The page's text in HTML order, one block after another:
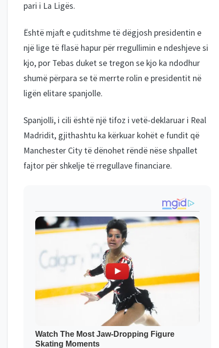
pari i La Ligës.
Është mjaft e çuditshme të dëgjosh presidentin e
një lige të flasë hapur për rregullimin e ndeshjeve si
kjo, por Tebas duket se tregon se kjo ka ndodhur
shumë përpara se të merrte rolin e presidentit në
ligën elitare spanjolle.
Spanjolli, i cili është një tifoz i vetë-deklaruar i Real
Madridit, gjithashtu ka kërkuar kohët e fundit që
Manchester City të dënohet rëndë nëse shpallet
fajtor për shkelje të rregullave financiare.